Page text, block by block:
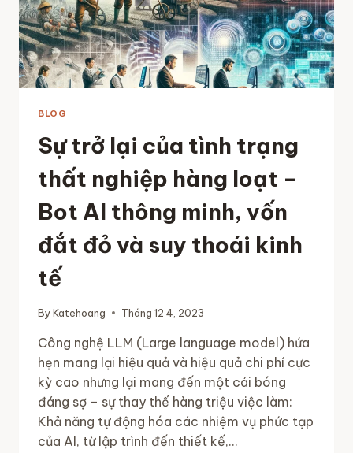
BLOG
Sự trở lại của tình trạng
thất nghiệp hàng loạt –
Bot AI thông minh, vốn
đắt đỏ và suy thoái kinh
tế
ByKatehoang Tháng 12 4, 2023
Công nghệ LLM (Large language model) hứa
hẹn mang lại hiệu quả và hiệu quả chi phí cực
kỳ cao nhưng lại mang đến một cái bóng
đáng sợ – sự thay thế hàng triệu việc làm:
Khả năng tự động hóa các nhiệm vụ phức tạp
của AI, từ lập trình đến thiết kế,…